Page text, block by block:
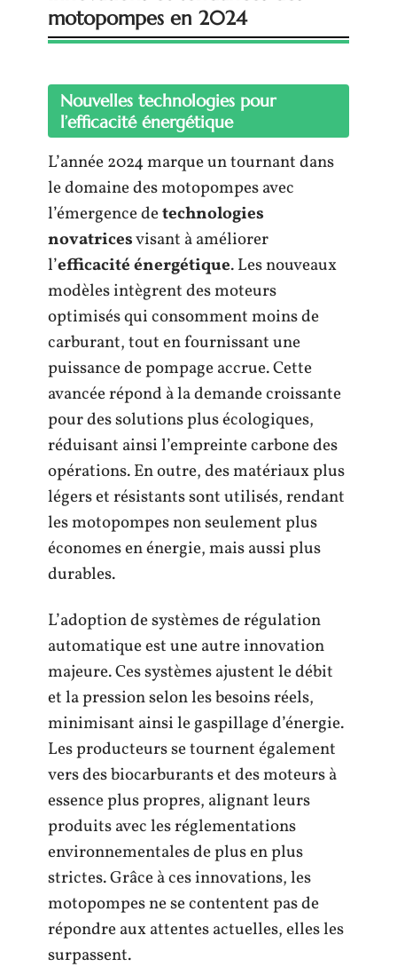
motopompes en 2024
Nouvelles technologies pour
l’efficacité énergétique
L’année 2024 marque un tournant dans
le domaine des motopompes avec
l’émergence detechnologies
novatricesvisant à améliorer
l’efficacité énergétique. Les nouveaux
modèles intègrent des moteurs
optimisés qui consomment moins de
carburant, tout en fournissant une
puissance de pompage accrue. Cette
avancée répond à la demande croissante
pour des solutions plus écologiques,
réduisant ainsi l’empreinte carbone des
opérations. En outre, des matériaux plus
légers et résistants sont utilisés, rendant
les motopompes non seulement plus
économes en énergie, mais aussi plus
durables.
L’adoption de systèmes de régulation
automatique est une autre innovation
majeure. Ces systèmes ajustent le débit
et la pression selon les besoins réels,
minimisant ainsi le gaspillage d’énergie.
Les producteurs se tournent également
vers des biocarburants et des moteurs à
essence plus propres, alignant leurs
produits avec les réglementations
environnementales de plus en plus
strictes. Grâce à ces innovations, les
motopompes ne se contentent pas de
répondre aux attentes actuelles, elles les
surpassent.